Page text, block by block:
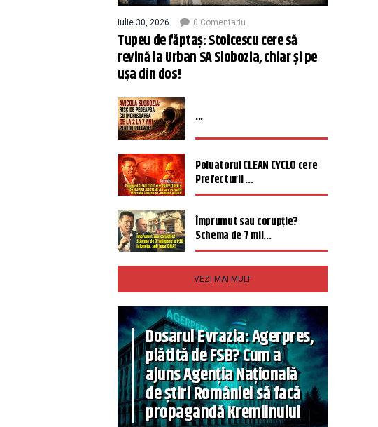
iulie 30, 2026 0 Comentariu
Tupeu de făptaș: Stoicescu cere să
revină la Urban SA Slobozia, chiar și pe
ușa din dos!
...
Poluatorul CLEAN CYCLO cere
Prefecturii ...
Împrumut sau corupție?
Schema de 7 mil...
VEZI MAI MULT
Dosarul Evrazia: Agerpres,
plătită de FSB? Cum a
ajuns Agenția Națională
de știri României să facă
propagandă Kremlinului